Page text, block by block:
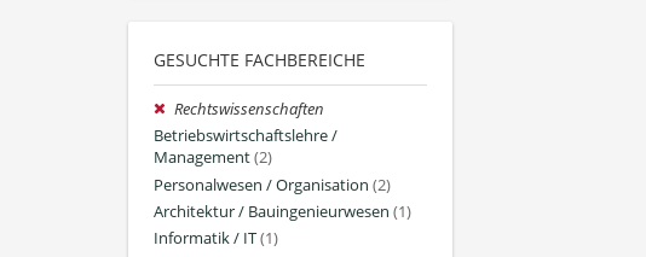
GESUCHTE FACHBEREICHE
Rechtswissenschaften
Betriebswirtschaftslehre /
Management(2)
Personalwesen / Organisation (2)
Architektur / Bauingenieurwesen (1)
Informatik / IT(1)